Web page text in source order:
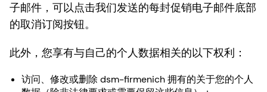
子邮件，可以点击我们发送的每封促销电子邮件底部
的取消订阅按钮。
此外，您享有与自己的个人数据相关的以下权利：
访问、修改或删除 dsm-firmenich 拥有的关于您的个人